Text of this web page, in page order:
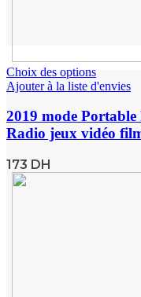
Choix des options
Ajouter à la liste d'envies
2019 mode
Radio jeux vidéo
173 DH